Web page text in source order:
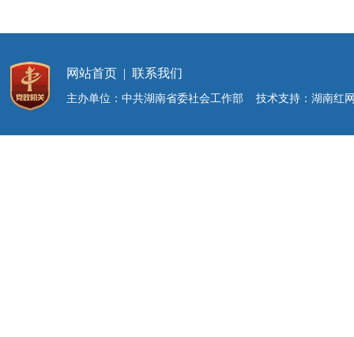
网站首页 |联系我们
主办单位：中共湖南省委社会工作部 技术支持：湖南红